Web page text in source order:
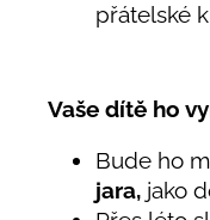
přátelské
Vaše dítě ho
Bude ho
jara, jako